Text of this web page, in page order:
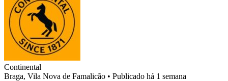
Continental
Braga, Vila Nova de Famalicão • Publicado há 1 semana